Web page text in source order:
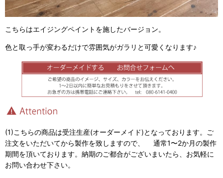
こちらはエイジングペイントを施したバージョン。
色と取っ手が変わるだけで雰囲気がガラリと可愛くなります♪
(1)こちらの商品は受注生産(オーダーメイド)となっております。ご
注文をいただいてから製作を致しますので、 通常1〜2か月の製作
期間を頂いております。納期のご都合がございまいたら、お気軽に
お問い合わせ下さい。